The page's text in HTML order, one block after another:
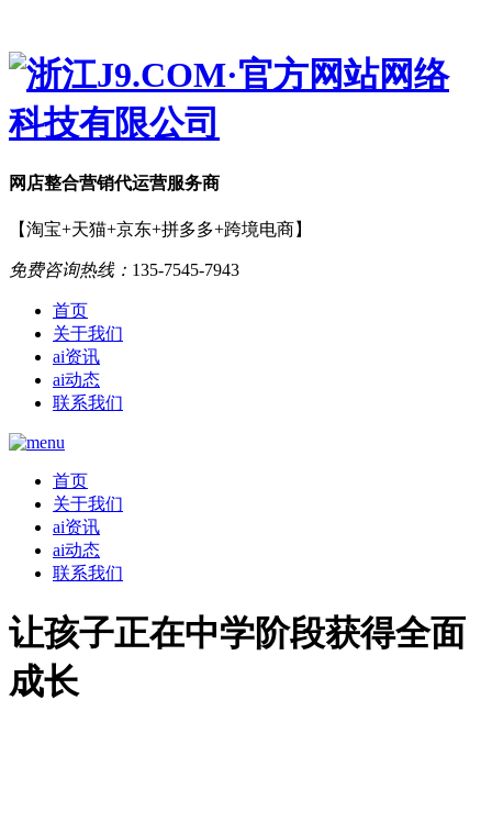
网店整合营销代运营服务商
【淘宝+天猫+京东+拼多多+跨境电商】
免费咨询热线： 135-7545-7943
首页
关于我们
ai资讯
ai动态
联系我们
首页
关于我们
ai资讯
ai动态
联系我们
让孩子正在中学阶段获得全面
成长